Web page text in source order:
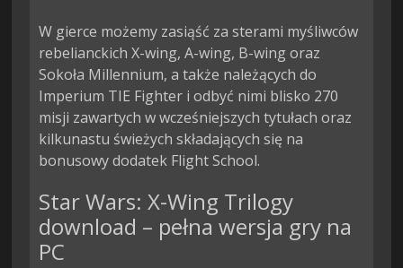
W gierce możemy zasiąść za sterami myśliwców
rebelianckich X-wing, A-wing, B-wing oraz
Sokoła Millennium, a także należących do
Imperium TIE Fighter i odbyć nimi blisko 270
misji zawartych w wcześniejszych tytułach oraz
kilkunastu świeżych składających się na
bonusowy dodatek Flight School.
Star Wars: X-Wing Trilogy
download – pełna wersja gry na
PC